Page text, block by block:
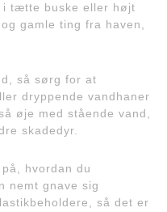
i tætte buske eller højt
gamle ting fra haven,
så sørg for at
dryppende vandhaner
øje med stående vand,
skadedyr.
hvordan du
nemt gnave sig
så det er